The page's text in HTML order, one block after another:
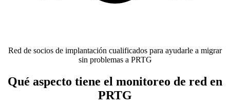
Red de socios de implantación cualificados para ayudarle a migrar
sin problemas a PRTG
Qué aspecto tiene el monitoreo de red en
PRTG